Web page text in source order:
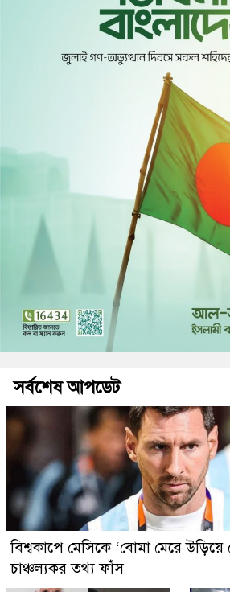
সর্বশেষ আপডেট
বিশ্বকাপে মেসিকে ‘বোমা মেরে
চাঞ্চল্যকর তথ্য ফাঁস